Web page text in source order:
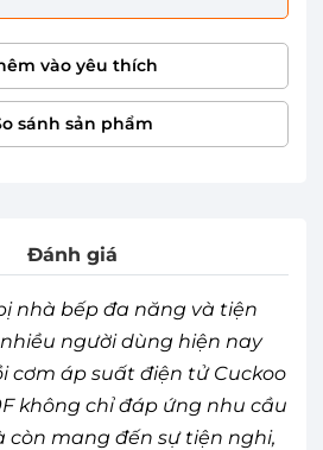
vào yêu thích
Đánh giá
nhà bếp đa năng và tiện
người dùng hiện nay
cơm áp suất điện tử Cuckoo
không chỉ đáp ứng nhu cầu
còn mang đến sự tiện nghi,